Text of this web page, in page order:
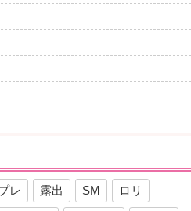
レ 露出 SM ロリ